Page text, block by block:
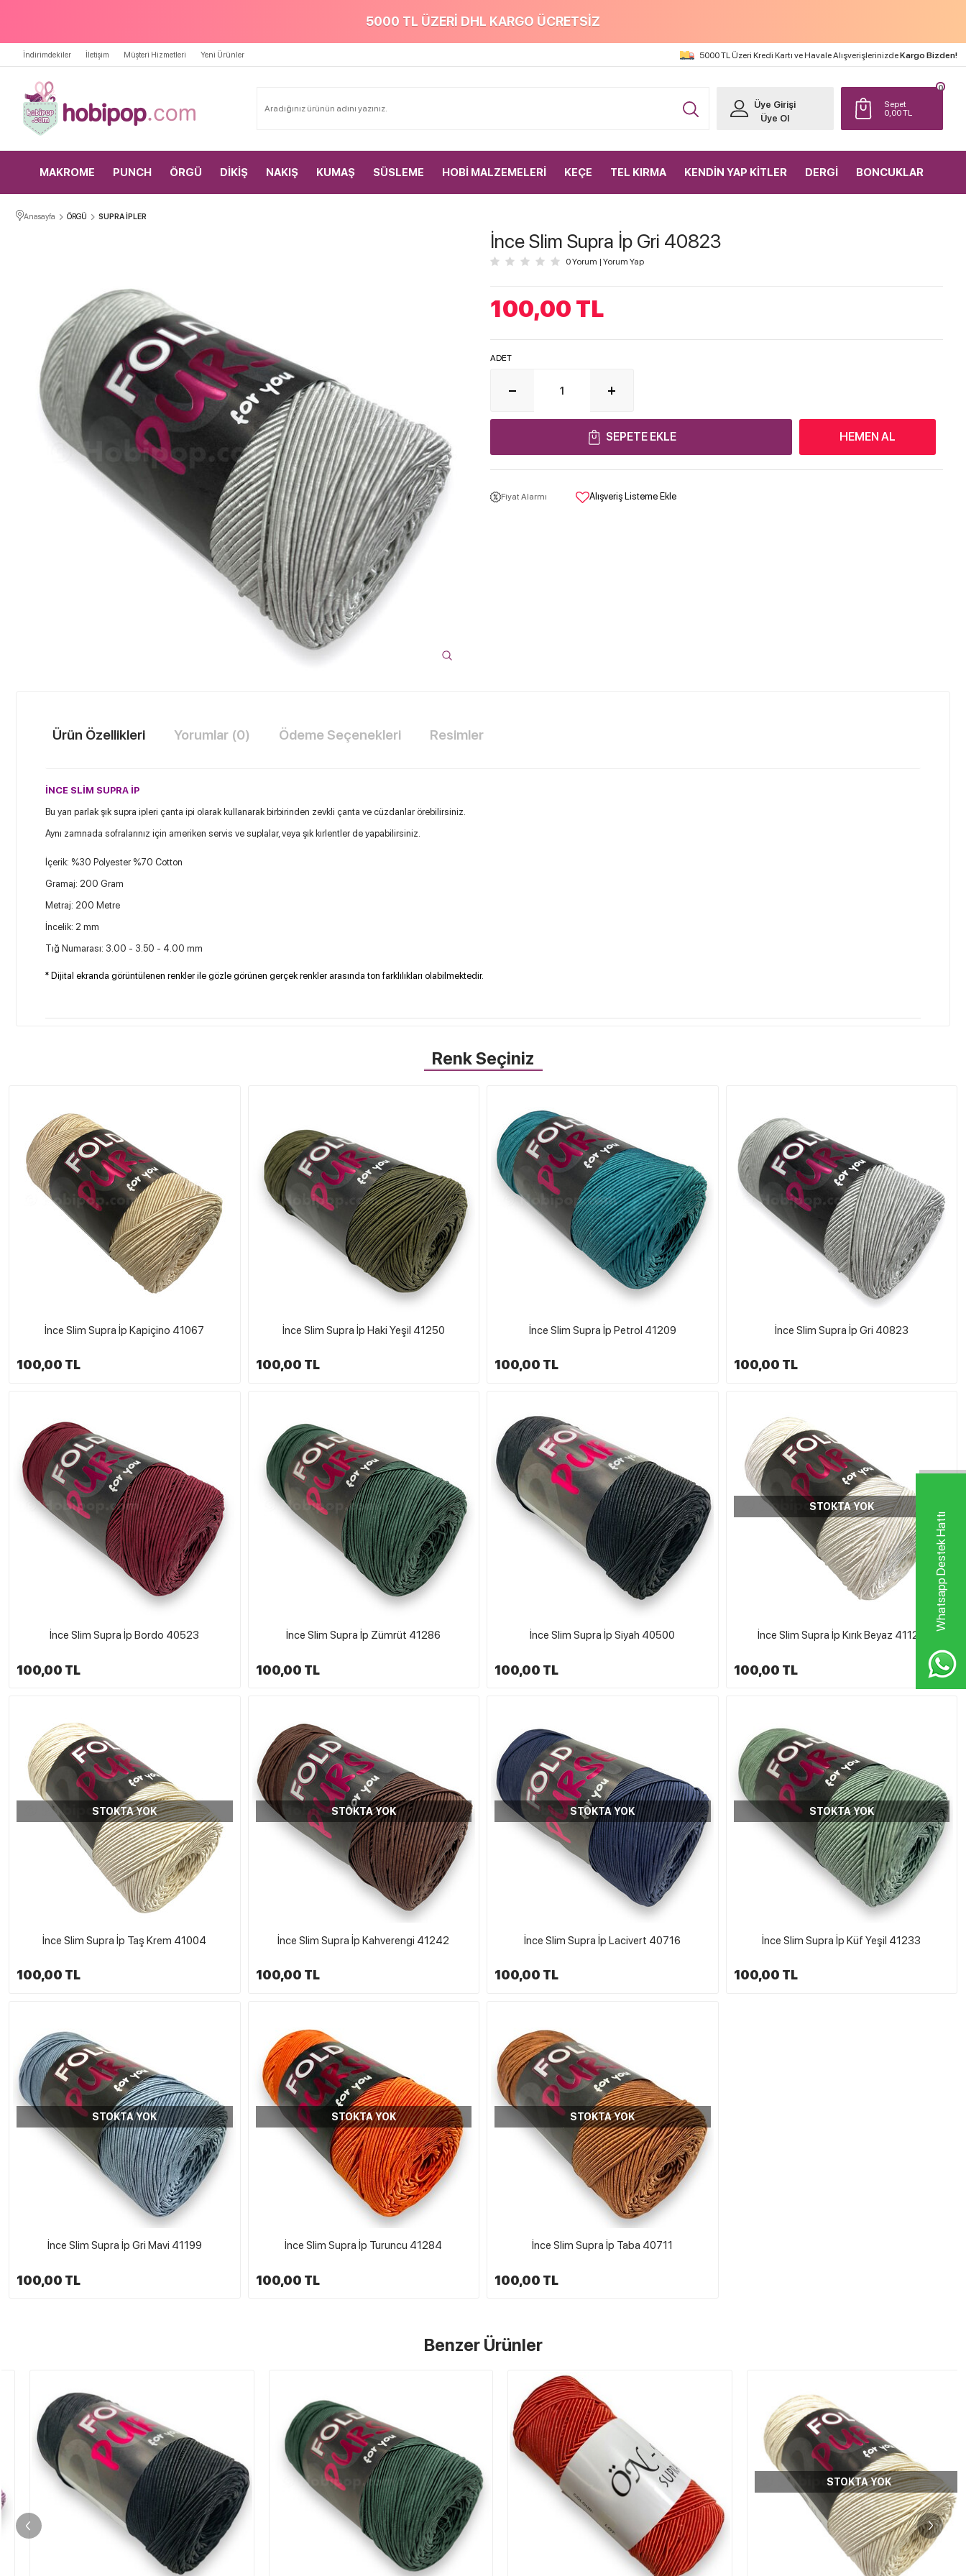
Whatsapp Destek Hattı
5000 TL ÜZERİ DHL KARGO ÜCRETSİZ
İndirimdekiler İletişim Müşteri Hizmetleri Yeni Ürünler 5000 TL Üzeri Kredi Kartı ve Havale AlışverişlerinizdeKargo Bizden!
Sepet
0,00TL
0
Üye Girişi
Üye Ol
MAKROME PUNCH ÖRGÜ DİKİŞ NAKIŞ KUMAŞ SÜSLEME HOBİ MALZEMELERİ KEÇE TEL KIRMA KENDİN YAP KİTLER DERGİ BONCUKLAR
Anasayfa ÖRGÜ SUPRA İPLER
İnce Slim Supra İp Gri 40823
0 Yorum | Yorum Yap
100,00 TL
ADET
SEPETE EKLE HEMEN AL
Fiyat Alarmı Alışveriş Listeme Ekle
Ürün Özellikleri Yorumlar (0) Ödeme Seçenekleri Resimler
İNCE SLİM SUPRA İP
Bu yarı parlak şık supra ipleri çanta ipi olarak kullanarak birbirinden zevkli çanta ve cüzdanlar örebilirsiniz.
Aynı zamnada sofralarınız için ameriken servis ve suplalar, veya şık kırlentler de yapabilirsiniz.
İçerik: %30 Polyester %70 Cotton
Gramaj: 200 Gram
Metraj: 200 Metre
İncelik: 2 mm
Tığ Numarası: 3.00 - 3.50 - 4.00 mm
* Dijital ekranda görüntülenen renkler ile gözle görünen gerçek renkler arasında ton farklılıkları olabilmektedir.
Renk Seçiniz
İnce Slim Supra İp Kapiçino 41067
100,00 TL
İnce Slim Supra İp Haki Yeşil 41250
100,00 TL
İnce Slim Supra İp Petrol 41209
100,00 TL
İnce Slim Supra İp Gri 40823
100,00 TL
İnce Slim Supra İp Bordo 40523
100,00 TL
İnce Slim Supra İp Zümrüt 41286
100,00 TL
İnce Slim Supra İp Siyah 40500
100,00 TL
STOKTA YOK
İnce Slim Supra İp Kırık Beyaz 41127
100,00 TL
STOKTA YOK
İnce Slim Supra İp Taş Krem 41004
100,00 TL
STOKTA YOK
İnce Slim Supra İp Kahverengi 41242
100,00 TL
STOKTA YOK
İnce Slim Supra İp Lacivert 40716
100,00 TL
STOKTA YOK
İnce Slim Supra İp Küf Yeşil 41233
100,00 TL
STOKTA YOK
İnce Slim Supra İp Gri Mavi 41199
100,00 TL
STOKTA YOK
İnce Slim Supra İp Turuncu 41284
100,00 TL
STOKTA YOK
İnce Slim Supra İp Taba 40711
100,00 TL
Benzer Ürünler
STOKTA YOK